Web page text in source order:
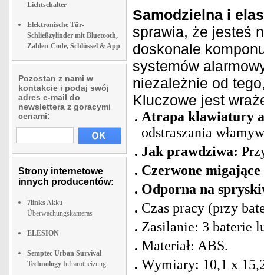
Lichtschalter
Elektronische Tür-
Schließzylinder mit Bluetooth,
Zahlen-Code, Schlüssel & App
Pozostan z nami w
kontakcie i podaj swój
adres e-mail do
newslettera z goracymi
cenami:
Strony internetowe
innych producentów:
7linksAkku
Überwachungskameras
ELESION
Semptec Urban Survival
Technology Infrarotheizung
Samodzielna i
sprawia, że jesteś
doskonale
systemów
niezależnie od
Kluczowe jest
Atrapa klawiatury
odstraszania
Jak prawdziwa:
Czerwone
Odporna na
Czas pracy (przy
Zasilanie: 3 baterie
Materiał: ABS.
Wymiary: 10,1 x